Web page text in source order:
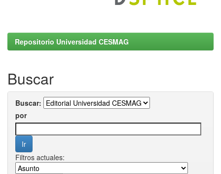
Repositorio Universidad CESMAG
Buscar
Buscar:
por
Filtros actuales: